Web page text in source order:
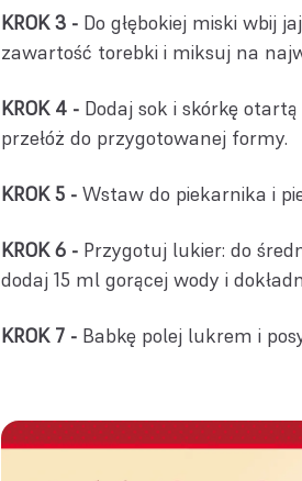
KROK 3 - Do głębokiej miski wbij
zawartość torebki i miksuj na
KROK 4 - Dodaj sok i skórkę
przełóż do przygotowanej formy.
KROK 5 - Wstaw do piekarnika i
KROK 6 - Przygotuj lukier: do
dodaj 15 ml gorącej wody i
KROK 7 - Babkę polej lukrem i